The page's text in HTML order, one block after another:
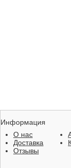
Информация
О нас
Доставка
Отзывы